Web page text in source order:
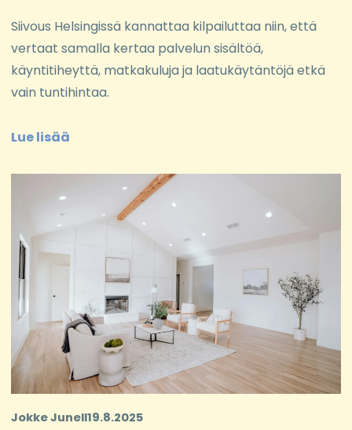
Siivous Helsingissä kannattaa kilpailuttaa niin, että
vertaat samalla kertaa palvelun sisältöä,
käyntitiheyttä, matkakuluja ja laatukäytäntöjä etkä
vain tuntihintaa.
Lue lisää
Jokke Junell19.8.2025